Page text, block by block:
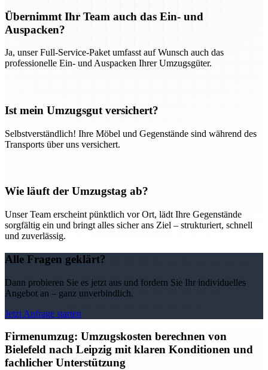
Übernimmt Ihr Team auch das Ein- und
Auspacken?
Ja, unser Full-Service-Paket umfasst auf Wunsch auch das
professionelle Ein- und Auspacken Ihrer Umzugsgüter.
Ist mein Umzugsgut versichert?
Selbstverständlich! Ihre Möbel und Gegenstände sind während des
Transports über uns versichert.
Wie läuft der Umzugstag ab?
Unser Team erscheint pünktlich vor Ort, lädt Ihre Gegenstände
sorgfältig ein und bringt alles sicher ans Ziel – strukturiert, schnell
und zuverlässig.
Alle Fragen geklärt?
Dann probieren Sie es jetzt aus und fordern Sie Ihr individuelles
Angebot an – ganz unverbindlich.
Jetzt Anfrage starten
Firmenumzug: Umzugskosten berechnen von
Bielefeld nach Leipzig mit klaren Konditionen und
fachlicher Unterstützung